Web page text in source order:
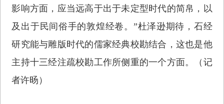
影响方面，应当远高于出于未定型时代的简帛，以
及出于民间俗手的敦煌经卷。”杜泽逊期待，石经
研究能与雕版时代的儒家经典校勘结合，这也是他
主持十三经注疏校勘工作所侧重的一个方面。（记
者许旸）